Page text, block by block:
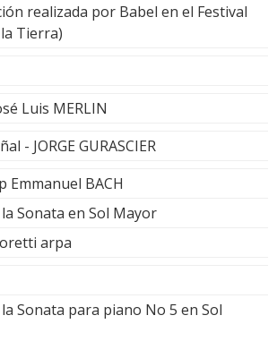
realizada por Babel en el Festival
Tierra)
Luis MERLIN
- JORGE GURASCIER
Emmanuel BACH
Sonata en Sol Mayor
arpa
Sonata para piano No 5 en Sol